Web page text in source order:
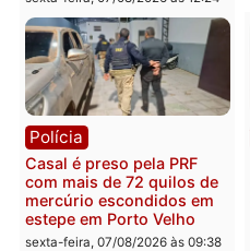
Polícia
2 MILHÕES – Unnesa
apresenta documentos
que comprovam